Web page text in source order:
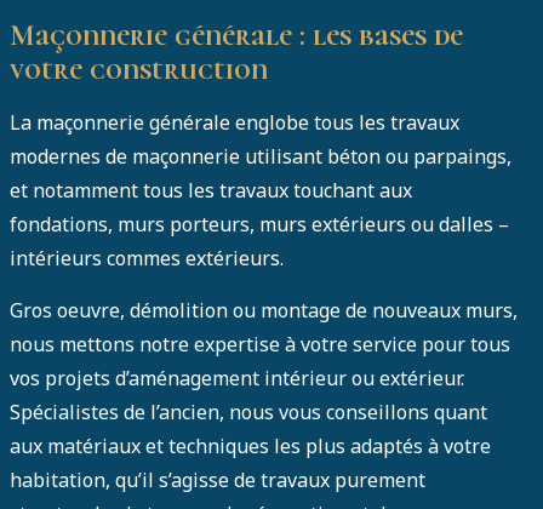
Maçonnerie générale : les bases de
votre construction
La maçonnerie générale englobe tous les travaux
modernes de maçonnerie utilisant béton ou parpaings,
et notamment tous les travaux touchant aux
fondations, murs porteurs, murs extérieurs ou dalles –
intérieurs commes extérieurs.
Gros oeuvre, démolition ou montage de nouveaux murs,
nous mettons notre expertise à votre service pour tous
vos projets d’aménagement intérieur ou extérieur.
Spécialistes de l’ancien, nous vous conseillons quant
aux matériaux et techniques les plus adaptés à votre
habitation, qu’il s’agisse de travaux purement